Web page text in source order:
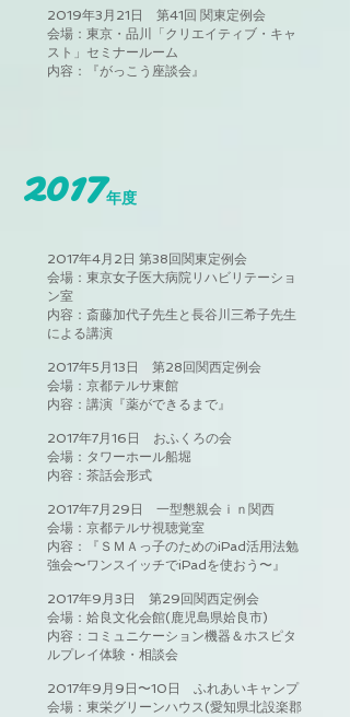
2019年3月21日 第41回 関東定例会
会場：東京・品川「クリエイティブ・キャ
スト」セミナールーム
内容：『がっこう座談会』
2017年度
2017年4月2日 第38回関東定例会
会場：東京女子医大病院リハビリテーショ
ン室
内容：斎藤加代子先生と長谷川三希子先生
による講演
2017年5月13日 第28回関西定例会
会場：京都テルサ東館
内容：講演『薬ができるまで』
2017年7月16日 おふくろの会
会場：タワーホール船堀
内容：茶話会形式
2017年7月29日 一型懇親会ｉｎ関西
会場：京都テルサ視聴覚室
内容：『ＳＭＡっ子のためのiPad活用法勉
強会〜ワンスイッチでiPadを使おう〜』
2017年9月3日 第29回関西定例会
会場：姶良文化会館(鹿児島県姶良市)
内容：コミュニケーション機器＆ホスピタ
ルプレイ体験・相談会
2017年9月9日〜10日 ふれあいキャンプ
会場：東栄グリーンハウス(愛知県北設楽郡